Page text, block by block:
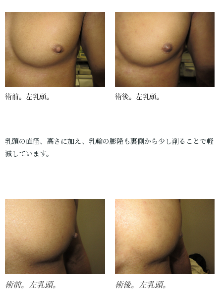
術前。左乳頭。 術後。左乳頭。
乳頭の直径、高さに加え、乳輪の膨隆も裏側から少し削ることで軽
減しています。
術前。左乳頭。 術後。左乳頭。